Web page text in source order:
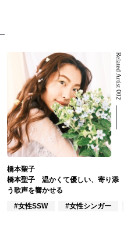
#インディーズ
Related Artist 002
橋本聖子
橋本聖子 温かくて優しい、寄り添
う歌声を響かせる
#女性SSW
#女性シンガー